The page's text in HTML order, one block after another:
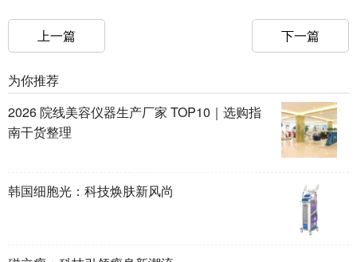
上一篇 下一篇
为你推荐
2026 院线美容仪器生产厂家 TOP10｜选购指
南干货整理
韩国细胞光：科技焕肤新风尚